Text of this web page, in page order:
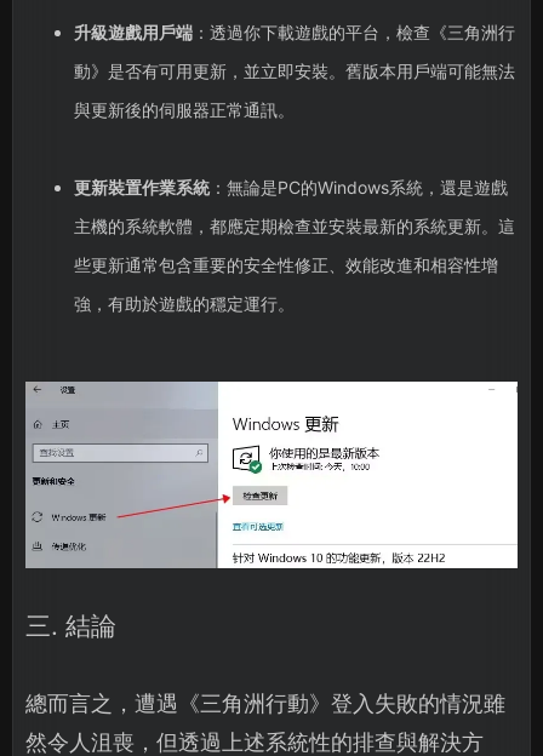
升級遊戲用戶端：透過你下載遊戲的平台，檢查《三角洲行
動》是否有可用更新，並立即安裝。舊版本用戶端可能無法
與更新後的伺服器正常通訊。
更新裝置作業系統：無論是PC的Windows系統，還是遊戲
主機的系統軟體，都應定期檢查並安裝最新的系統更新。這
些更新通常包含重要的安全性修正、效能改進和相容性增
強，有助於遊戲的穩定運行。
三. 結論
總而言之，遭遇《三角洲行動》登入失敗的情況雖
然令人沮喪，但透過上述系統性的排查與解決方